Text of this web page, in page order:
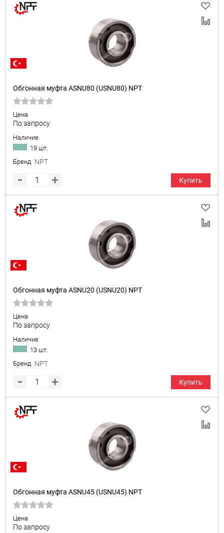
Обгонная муфта ASNU80 (USNU80) NPT
Цена
По запросу
Наличие
19 шт.
Бренд NPT
Купить
Обгонная муфта ASNU20 (USNU20) NPT
Цена
По запросу
Наличие
13 шт.
Бренд NPT
Купить
Обгонная муфта ASNU45 (USNU45) NPT
Цена
По запросу